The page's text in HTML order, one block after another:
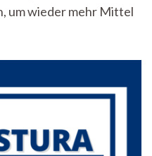
StuRa-
um wieder mehr Mittel